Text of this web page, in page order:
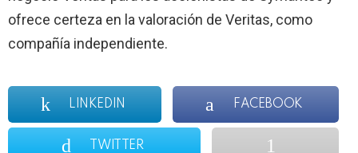
ofrece certeza en la valoración de Veritas, como
compañía independiente.
LINKEDIN FACEBOOK
TWITTER